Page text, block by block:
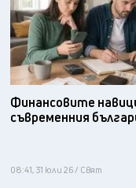
Финансовите
съвременния
08:41, 31 юли 26 / Свят